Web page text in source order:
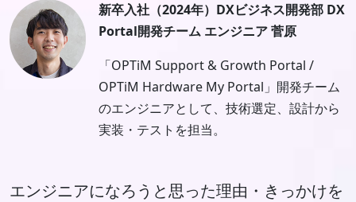
新卒入社（2024年）DXビジネス開発部 DX
Portal開発チーム エンジニア 菅原
「OPTiM Support & Growth Portal /
OPTiM Hardware My Portal」開発チーム
のエンジニアとして、技術選定、設計から
実装・テストを担当。
エンジニアになろうと思った理由・きっかけを